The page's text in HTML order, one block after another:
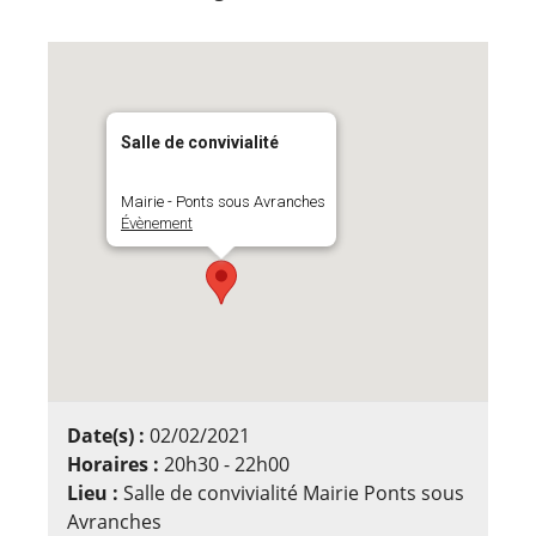
Salle de convivialité
Mairie - Ponts sous Avranches
Évènement
Date(s) : 02/02/2021
Horaires : 20h30 - 22h00
Lieu : Salle de convivialité Mairie Ponts sous
Avranches